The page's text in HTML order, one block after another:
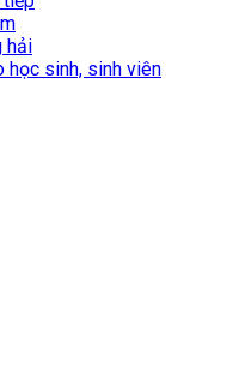
hải
học sinh, sinh viên